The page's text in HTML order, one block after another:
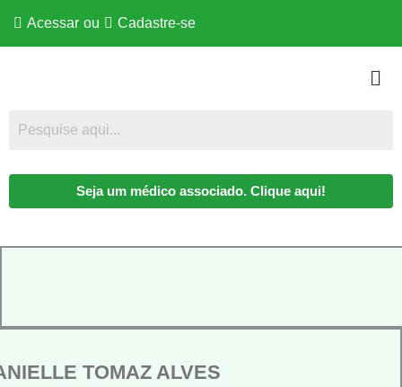
Acessar ou Cadastre-se
Seja um médico associado. Clique aqui!
TOMAZ ALVES